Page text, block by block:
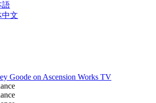
語
中文